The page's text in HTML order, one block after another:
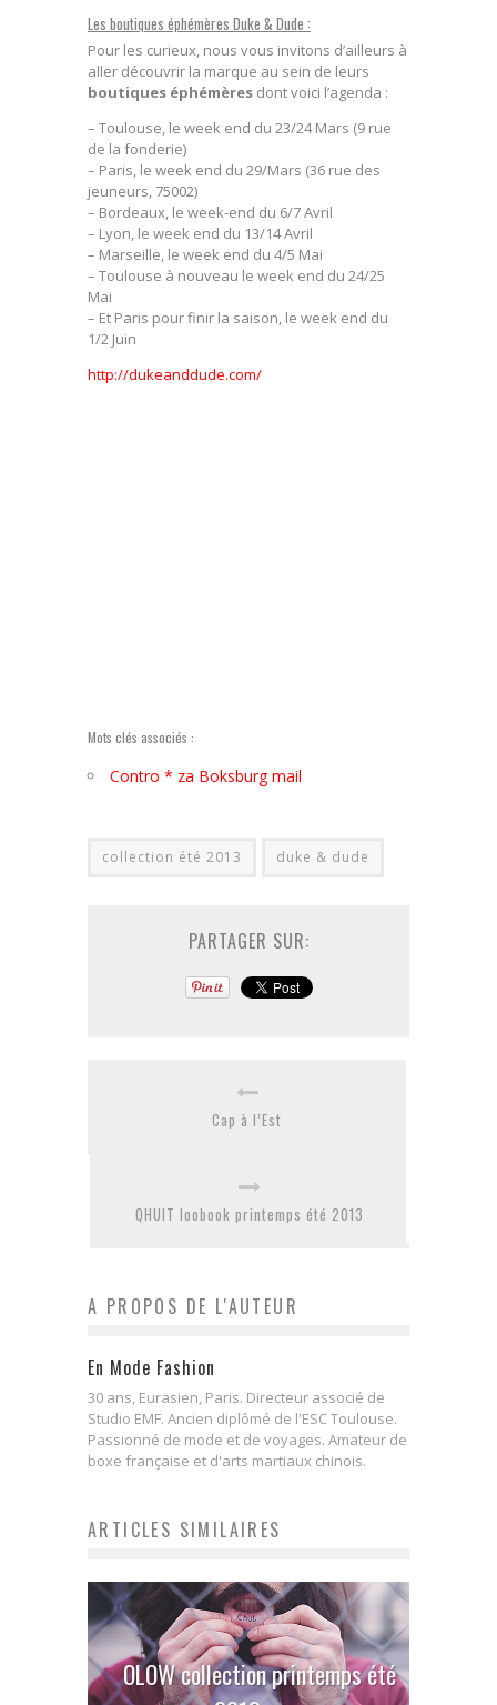
Les boutiques éphémères Duke & Dude :
Pour les curieux, nous vous invitons d’ailleurs à
aller découvrir la marque au sein de leurs
boutiques éphémères dont voici l’agenda :
– Toulouse, le week end du 23/24 Mars (9 rue
de la fonderie)
– Paris, le week end du 29/Mars (36 rue des
jeuneurs, 75002)
– Bordeaux, le week-end du 6/7 Avril
– Lyon, le week end du 13/14 Avril
– Marseille, le week end du 4/5 Mai
– Toulouse à nouveau le week end du 24/25
Mai
– Et Paris pour finir la saison, le week end du
1/2 Juin
http://dukeanddude.com/
Mots clés associés :
Contro * za Boksburg mail
collection été 2013 duke & dude
PARTAGER SUR:
Cap à l’Est
QHUIT loobook printemps été 2013
A PROPOS DE L'AUTEUR
En Mode Fashion
30 ans, Eurasien, Paris. Directeur associé de
Studio EMF. Ancien diplômé de l'ESC Toulouse.
Passionné de mode et de voyages. Amateur de
boxe française et d'arts martiaux chinois.
ARTICLES SIMILAIRES
OLOW collection printemps été